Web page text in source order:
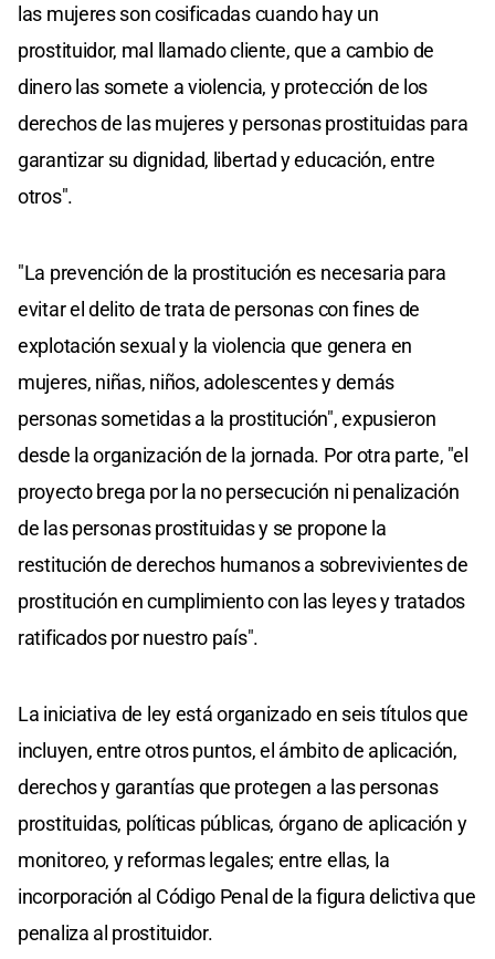
las mujeres son cosificadas cuando hay un
prostituidor, mal llamado cliente, que a cambio de
dinero las somete a violencia, y protección de los
derechos de las mujeres y personas prostituidas para
garantizar su dignidad, libertad y educación, entre
otros".
"La prevención de la prostitución es necesaria para
evitar el delito de trata de personas con fines de
explotación sexual y la violencia que genera en
mujeres, niñas, niños, adolescentes y demás
personas sometidas a la prostitución", expusieron
desde la organización de la jornada. Por otra parte, "el
proyecto brega por la no persecución ni penalización
de las personas prostituidas y se propone la
restitución de derechos humanos a sobrevivientes de
prostitución en cumplimiento con las leyes y tratados
ratificados por nuestro país".
La iniciativa de ley está organizado en seis títulos que
incluyen, entre otros puntos, el ámbito de aplicación,
derechos y garantías que protegen a las personas
prostituidas, políticas públicas, órgano de aplicación y
monitoreo, y reformas legales; entre ellas, la
incorporación al Código Penal de la figura delictiva que
penaliza al prostituidor.